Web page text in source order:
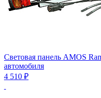
Световая панель AMOS
автомобиля
4 510 ₽